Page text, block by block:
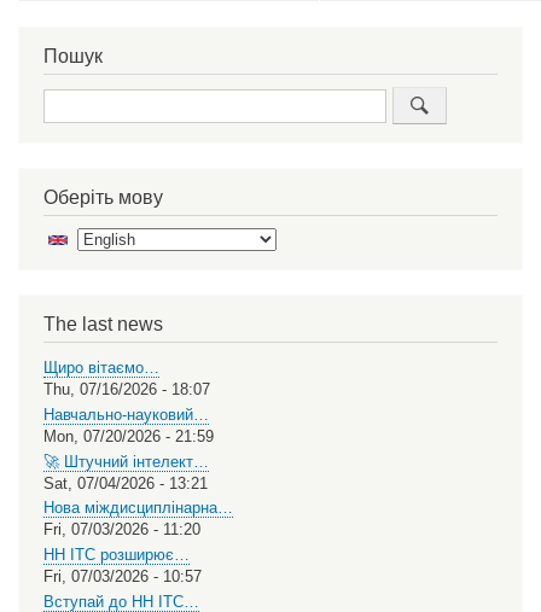
Пошук
Оберіть мову
The last news
Щиро вітаємо…
Thu, 07/16/2026 - 18:07
Навчально-науковий…
Mon, 07/20/2026 - 21:59
🚀 Штучний інтелект…
Sat, 07/04/2026 - 13:21
Нова міждисциплінарна…
Fri, 07/03/2026 - 11:20
НН ІТС розширює…
Fri, 07/03/2026 - 10:57
Вступай до НН ІТС…